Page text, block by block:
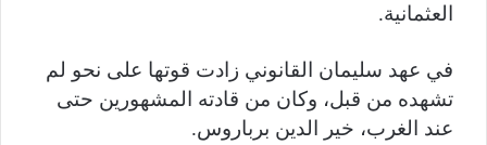
العثمانية.
في عهد سليمان القانوني زادت قوتها على نحو لم
تشهده من قبل، وكان من قادته المشهورين حتى
عند الغرب، خير الدين برباروس.